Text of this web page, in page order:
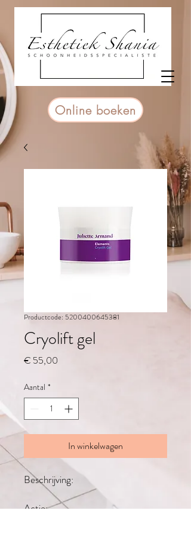
Online boeken
Productcode: 5200400645381
Cryolift gel
€ 55,00
Aantal *
In winkelwagen
Beschrijving:
Actie: